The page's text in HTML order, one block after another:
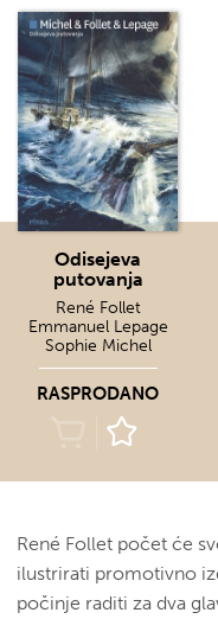
Odisejeva
putovanja
René Follet
Emmanuel Lepage
Sophie Michel
RASPRODANO
René Follet počet će
ilustrirati promotivno
počinje raditi za dva